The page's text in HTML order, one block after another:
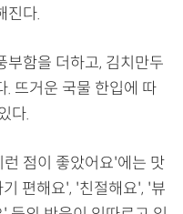
진다.
부함을 더하고, 김치만두
. 뜨거운 국물 한입에 따
다.
점이 좋았어요'에는 맛
편해요', '친절해요', '뷰